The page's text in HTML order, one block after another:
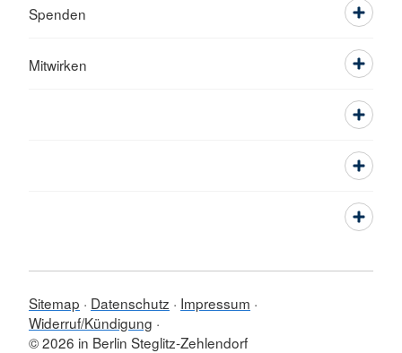
Spenden
Mitwirken
Sitemap Datenschutz
Impressum
Widerruf/Kündigung
© 2026 in Berlin Steglitz-Zehlendorf